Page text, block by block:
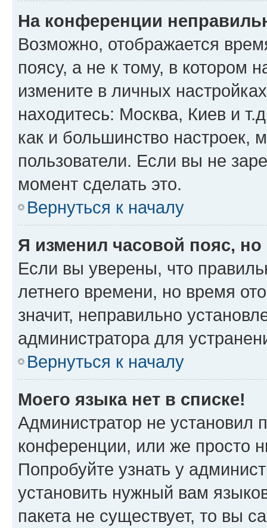
На конференции
Возможно, отображается
поясу, а не к тому, в котором
измените в личных
находитесь: Москва, Киев и
как и большинство настроек,
пользователи. Если вы не
момент сделать это.
Вернуться к началу
Я изменил часовой пояс,
Если вы уверены, что
летнего времени, но время
значит, неправильно
администратора для
Вернуться к началу
Моего языка нет в списке!
Администратор не установил
конференции, или же просто
Попробуйте узнать у
установить нужный вам
пакета не существует, то вы